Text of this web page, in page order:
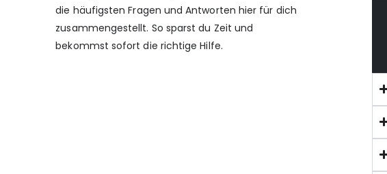
die häufigsten Fragen und Antworten hier für dich
zusammengestellt. So sparst du Zeit und
bekommst sofort die richtige Hilfe.